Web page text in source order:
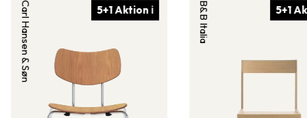
5+1 Aktion ℹ
Carl Hansen & Søn 5+1
B&B Italia